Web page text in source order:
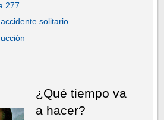
277
solitario
¿Qué tiempo va
a hacer?